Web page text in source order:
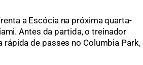
a Escócia na próxima quarta-
Antes da partida, o treinador
de passes no Columbia Park,